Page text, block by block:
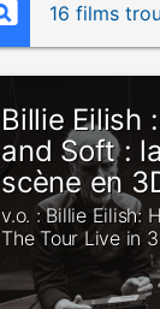
16 films
Billie Eilish
and Soft :
scène en
v.o. : Billie Eilish:
The Tour Live in